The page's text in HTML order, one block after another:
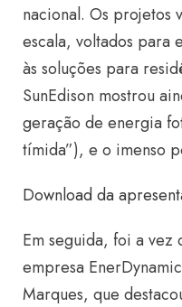
nacional. Os projetos
escala, voltados para
às soluções para
SunEdison mostrou
geração de energia
tímida”), e o imenso
Download da
Em seguida, foi a
empresa
Marques, que